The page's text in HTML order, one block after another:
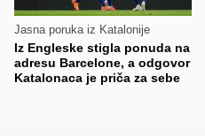
Jasna poruka iz Katalonije
Iz Engleske stigla ponuda na
adresu Barcelone, a odgovor
Katalonaca je priča za sebe